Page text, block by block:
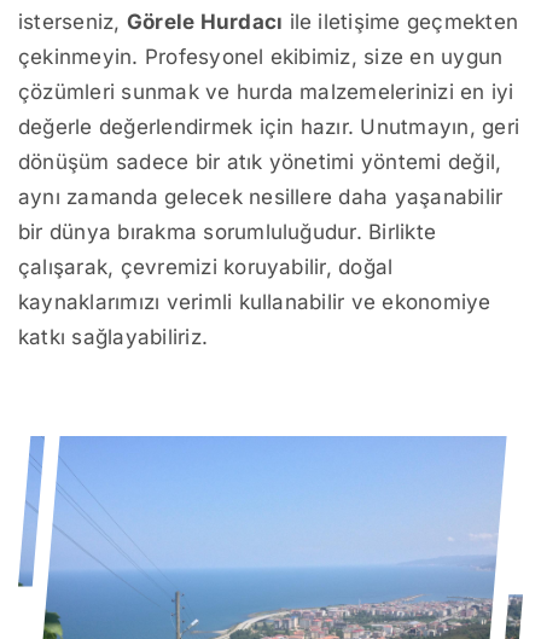
isterseniz, Görele Hurdacı ile iletişime geçmekten
çekinmeyin. Profesyonel ekibimiz, size en uygun
çözümleri sunmak ve hurda malzemelerinizi en iyi
değerle değerlendirmek için hazır. Unutmayın, geri
dönüşüm sadece bir atık yönetimi yöntemi değil,
aynı zamanda gelecek nesillere daha yaşanabilir
bir dünya bırakma sorumluluğudur. Birlikte
çalışarak, çevremizi koruyabilir, doğal
kaynaklarımızı verimli kullanabilir ve ekonomiye
katkı sağlayabiliriz.